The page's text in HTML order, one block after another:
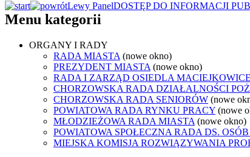
Lewy PanelDOSTĘP DO INFORMACJI
Menu kategorii
ORGANY I RADY
RADA MIASTA (nowe okno)
PREZYDENT MIASTA (nowe okno)
RADA I ZARZĄD OSIEDLA MACIEJKOWICE
CHORZOWSKA RADA DZIAŁALNOŚCI
CHORZOWSKA RADA SENIORÓW (nowe
POWIATOWA RADA RYNKU PRACY (nowe
MŁODZIEŻOWA RADA MIASTA (nowe okno)
POWIATOWA SPOŁECZNA RADA DS.
MIEJSKA KOMISJA ROZWIĄZYWANIA